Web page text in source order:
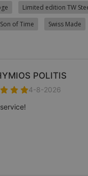
Limited edition TW
Son of Time Swiss Made